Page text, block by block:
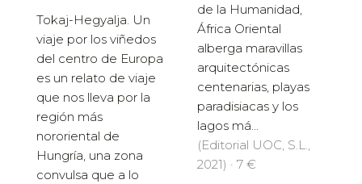
Tokaj-Hegyalja. Un
viaje por los viñedos
del centro de Europa
es un relato de viaje
que nos lleva por la
región más
nororiental de
Hungría, una zona
convulsa que a lo
de la Humanidad,
África Oriental
alberga maravillas
arquitectónicas
centenarias, playas
paradisiacas y los
lagos má...
(Editorial UOC, S.L.,
2021) · 7 €